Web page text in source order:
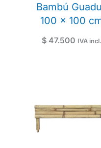
Bambú
100 x 100
$ 47.500 IVA incl.